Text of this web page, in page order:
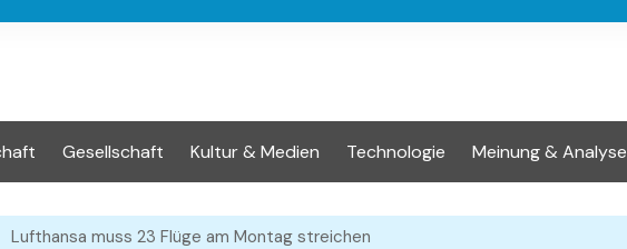
Gesellschaft Kultur & Medien Technologie Meinung & Analyse
Lufthansa muss 23 Flüge am Montag streichen